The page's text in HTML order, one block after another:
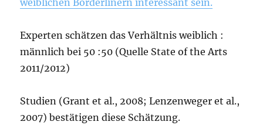
weiblichen Borderlinern interessant sein.
Experten schätzen das Verhältnis weiblich :
männlich bei 50 :50 (Quelle State of the Arts
2011/2012)
Studien (Grant et al., 2008; Lenzenweger et al.,
2007) bestätigen diese Schätzung.